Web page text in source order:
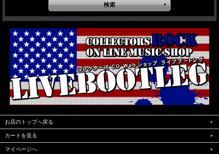
お店のトップへ戻る
カートを見る
マイページへ